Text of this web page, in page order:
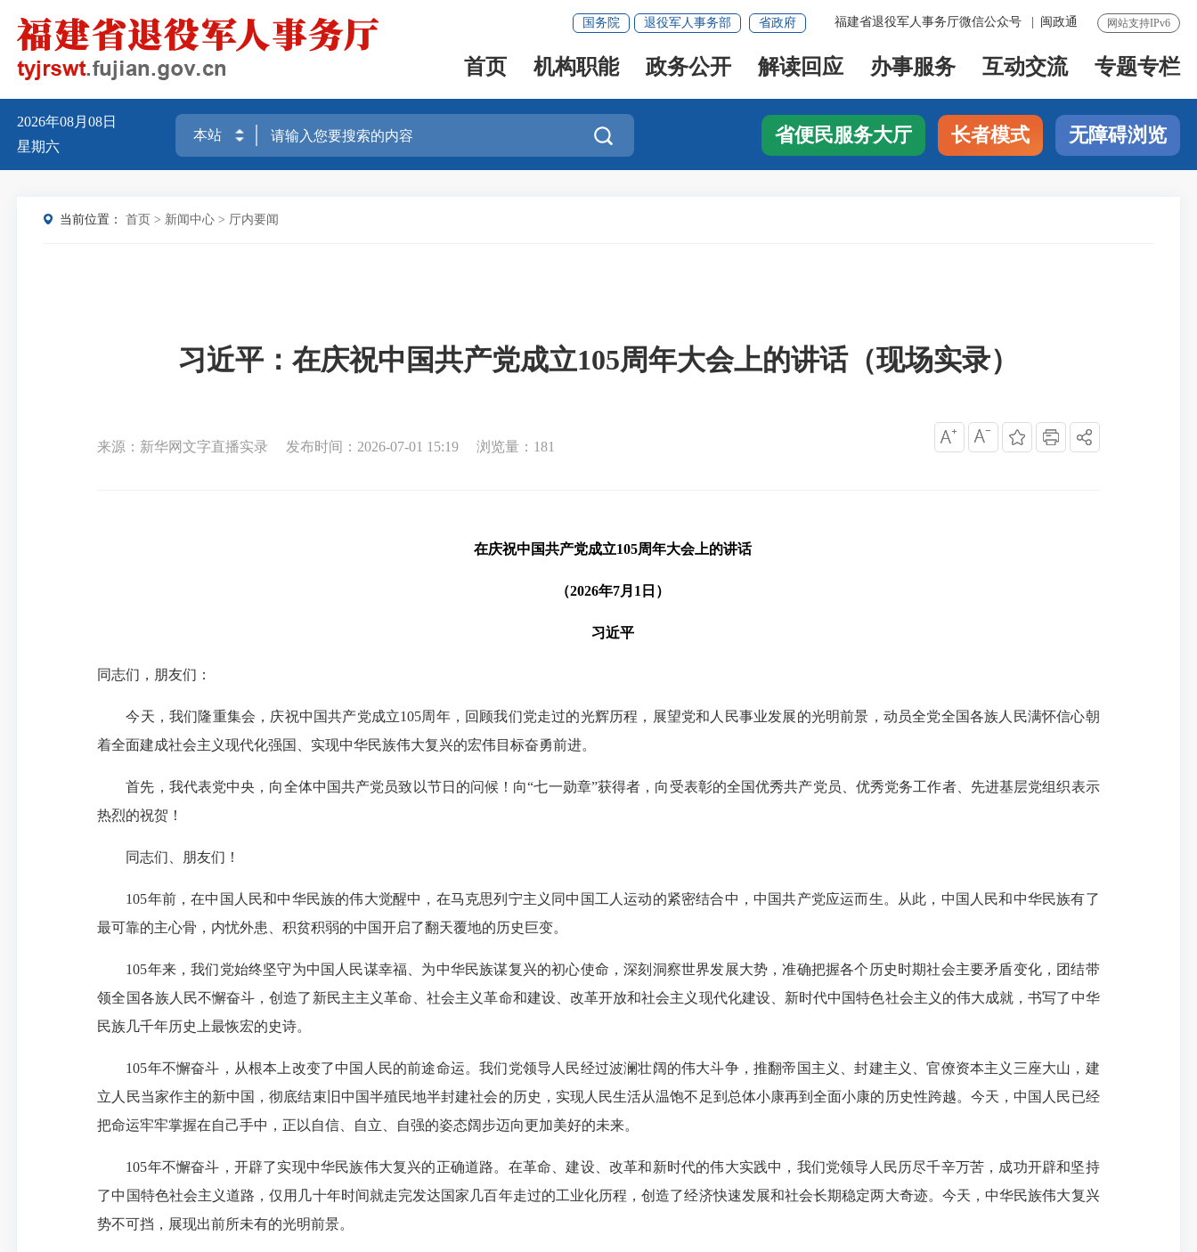
网站支持IPv6
福建省退役军人事务厅微信公众号 闽政通
国务院 退役军人事务部 省政府
首页 机构职能 政务公开 解读回应 办事服务 互动交流 专题专栏
2026年08月08日
星期六
 省便民服务大厅 长者模式 无障碍浏览
当前位置： 首页 > 新闻中心 > 厅内要闻
习近平：在庆祝中国共产党成立105周年大会上的讲话（现场实录）
来源：新华网文字直播实录 发布时间：2026-07-01 15:19 浏览量： 181
在庆祝中国共产党成立105周年大会上的讲话
（2026年7月1日）
习近平
同志们，朋友们：
今天，我们隆重集会，庆祝中国共产党成立105周年，回顾我们党走过的光辉历程，展望党和人民事业发展的光明前景，动员全党全国各族人民满怀信心朝
着全面建成社会主义现代化强国、实现中华民族伟大复兴的宏伟目标奋勇前进。
首先，我代表党中央，向全体中国共产党员致以节日的问候！向“七一勋章”获得者，向受表彰的全国优秀共产党员、优秀党务工作者、先进基层党组织表示
热烈的祝贺！
同志们、朋友们！
105年前，在中国人民和中华民族的伟大觉醒中，在马克思列宁主义同中国工人运动的紧密结合中，中国共产党应运而生。从此，中国人民和中华民族有了
最可靠的主心骨，内忧外患、积贫积弱的中国开启了翻天覆地的历史巨变。
105年来，我们党始终坚守为中国人民谋幸福、为中华民族谋复兴的初心使命，深刻洞察世界发展大势，准确把握各个历史时期社会主要矛盾变化，团结带
领全国各族人民不懈奋斗，创造了新民主主义革命、社会主义革命和建设、改革开放和社会主义现代化建设、新时代中国特色社会主义的伟大成就，书写了中华
民族几千年历史上最恢宏的史诗。
105年不懈奋斗，从根本上改变了中国人民的前途命运。我们党领导人民经过波澜壮阔的伟大斗争，推翻帝国主义、封建主义、官僚资本主义三座大山，建
立人民当家作主的新中国，彻底结束旧中国半殖民地半封建社会的历史，实现人民生活从温饱不足到总体小康再到全面小康的历史性跨越。今天，中国人民已经
把命运牢牢掌握在自己手中，正以自信、自立、自强的姿态阔步迈向更加美好的未来。
105年不懈奋斗，开辟了实现中华民族伟大复兴的正确道路。在革命、建设、改革和新时代的伟大实践中，我们党领导人民历尽千辛万苦，成功开辟和坚持
了中国特色社会主义道路，仅用几十年时间就走完发达国家几百年走过的工业化历程，创造了经济快速发展和社会长期稳定两大奇迹。今天，中华民族伟大复兴
势不可挡，展现出前所未有的光明前景。